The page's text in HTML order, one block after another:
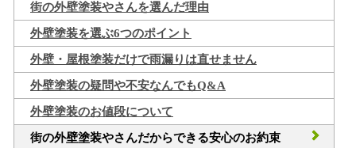
街の外壁塗装やさんを選んだ理由
外壁塗装を選ぶ6つのポイント
外壁・屋根塗装だけで雨漏りは直せません
外壁塗装の疑問や不安なんでもQ&A
外壁塗装のお値段について
街の外壁塗装やさんだからできる安心のお約束